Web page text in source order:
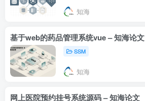
知海
基于web的药品管理系统vue – 知海论文
SSM
知海
网上医院预约挂号系统源码 – 知海论文